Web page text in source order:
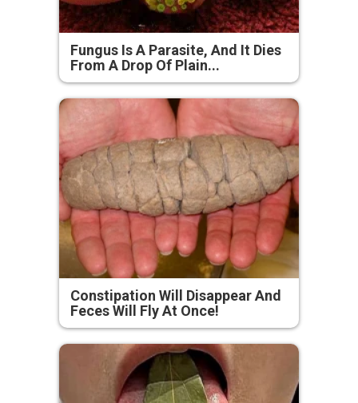
Fungus Is A Parasite, And It Dies
From A Drop Of Plain...
Constipation Will Disappear And
Feces Will Fly At Once!